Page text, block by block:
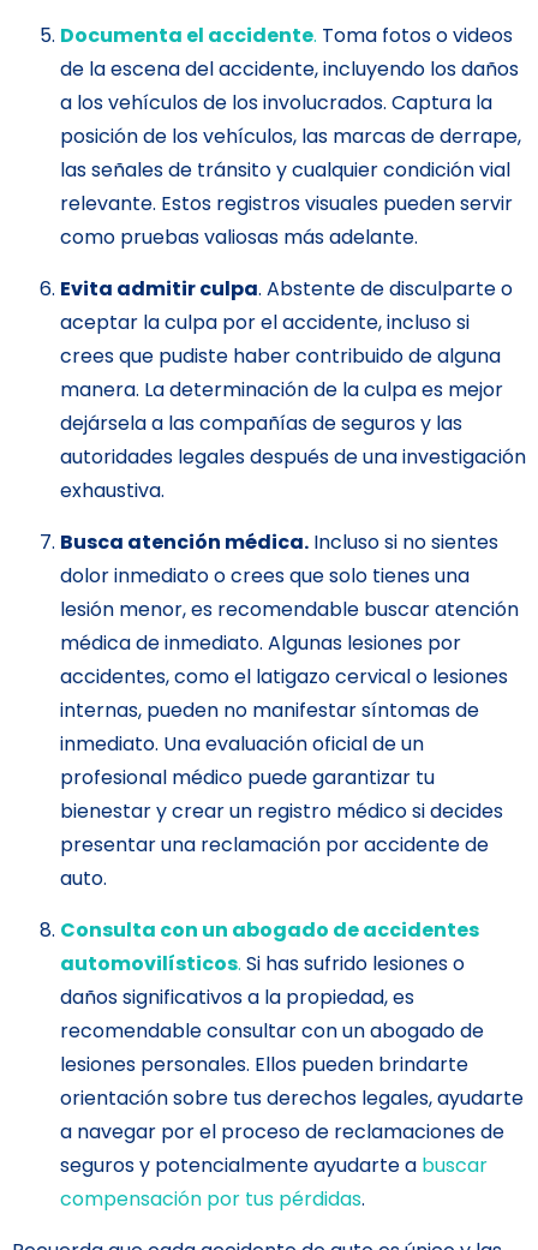
Documenta el accidente. Toma fotos o videos
de la escena del accidente, incluyendo los daños
a los vehículos de los involucrados. Captura la
posición de los vehículos, las marcas de derrape,
las señales de tránsito y cualquier condición vial
relevante. Estos registros visuales pueden servir
como pruebas valiosas más adelante.
Evita admitir culpa. Abstente de disculparte o
aceptar la culpa por el accidente, incluso si
crees que pudiste haber contribuido de alguna
manera. La determinación de la culpa es mejor
dejársela a las compañías de seguros y las
autoridades legales después de una investigación
exhaustiva.
Busca atención médica. Incluso si no sientes
dolor inmediato o crees que solo tienes una
lesión menor, es recomendable buscar atención
médica de inmediato. Algunas lesiones por
accidentes, como el latigazo cervical o lesiones
internas, pueden no manifestar síntomas de
inmediato. Una evaluación oficial de un
profesional médico puede garantizar tu
bienestar y crear un registro médico si decides
presentar una reclamación por accidente de
auto.
Consulta con un abogado de accidentes
automovilísticos. Si has sufrido lesiones o
daños significativos a la propiedad, es
recomendable consultar con un abogado de
lesiones personales. Ellos pueden brindarte
orientación sobre tus derechos legales, ayudarte
a navegar por el proceso de reclamaciones de
seguros y potencialmente ayudarte a buscar
compensación por tus pérdidas.